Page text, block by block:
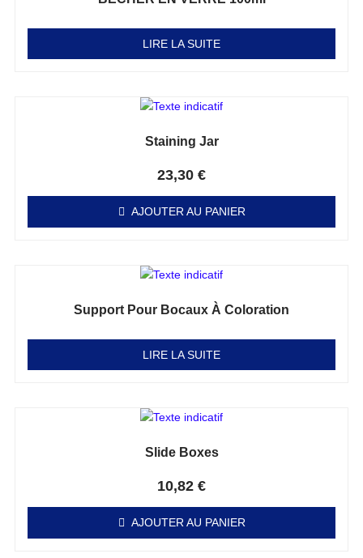
LIRE LA SUITE
Staining Jar
23,30 €
AJOUTER AU PANIER
Support Pour Bocaux À Coloration
LIRE LA SUITE
Slide Boxes
10,82 €
AJOUTER AU PANIER